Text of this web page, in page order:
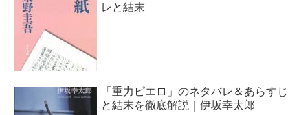
レと結末
「重力ピエロ」のネタバレ＆あらすじ
と結末を徹底解説｜伊坂幸太郎